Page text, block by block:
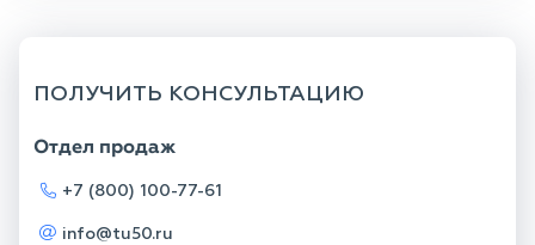
ПОЛУЧИТЬ КОНСУЛЬТАЦИЮ
Отдел продаж
+7 (800) 100-77-61
info@tu50.ru